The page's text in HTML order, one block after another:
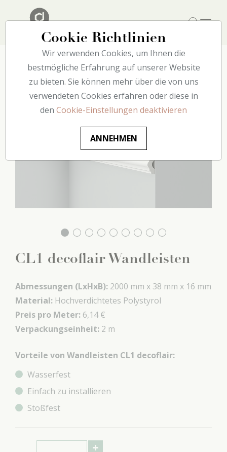
HomeCatalogueWandCL1 decoflair
CL1 decoflair Wandleisten
Abmessungen (LxHxB): 2000 mm x 38 mm x 16 mm
Material: Hochverdichtetes Polystyrol
Preis pro Meter: 6,14 €
Verpackungseinheit: 2 m
Vorteile von Wandleisten CL1 decoflair:
Wasserfest
Einfach zu installieren
Stoßfest
Cookie Richtlinien
Wir verwenden Cookies, um Ihnen die
bestmögliche Erfahrung auf unserer Website
zu bieten. Sie können mehr über die von uns
verwendeten Cookies erfahren oder diese in
den Cookie-Einstellungen deaktivieren
ANNEHMEN